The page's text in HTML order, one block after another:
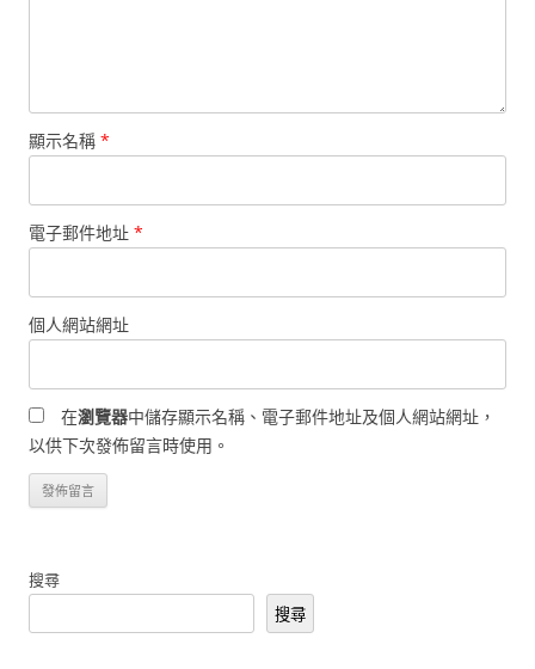
顯示名稱 *
電子郵件地址 *
個人網站網址
在瀏覽器中儲存顯示名稱、電子郵件地址及個人網站網址，
以供下次發佈留言時使用。
搜尋
搜尋